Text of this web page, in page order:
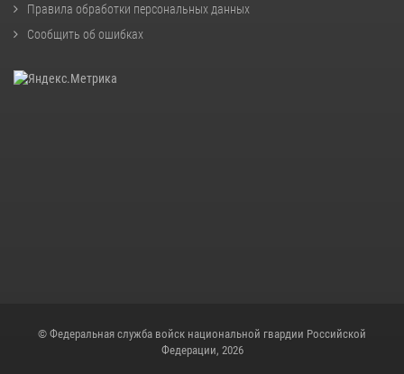
Правила обработки персональных данных
Сообщить об ошибках
© Федеральная служба войск национальной гвардии Российской
Федерации, 2026